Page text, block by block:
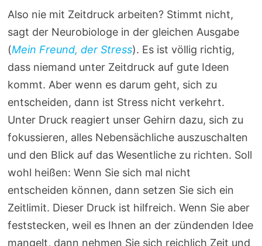
Also nie mit Zeitdruck arbeiten? Stimmt nicht,
sagt der Neurobiologe in der gleichen Ausgabe
(Mein Freund, der Stress). Es ist völlig richtig,
dass niemand unter Zeitdruck auf gute Ideen
kommt. Aber wenn es darum geht, sich zu
entscheiden, dann ist Stress nicht verkehrt.
Unter Druck reagiert unser Gehirn dazu, sich zu
fokussieren, alles Nebensächliche auszuschalten
und den Blick auf das Wesentliche zu richten. Soll
wohl heißen: Wenn Sie sich mal nicht
entscheiden können, dann setzen Sie sich ein
Zeitlimit. Dieser Druck ist hilfreich. Wenn Sie aber
feststecken, weil es Ihnen an der zündenden Idee
mangelt, dann nehmen Sie sich reichlich Zeit und